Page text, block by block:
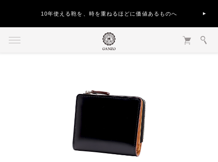
10年使える鞄を、時を重ねるほどに価値あるものへ